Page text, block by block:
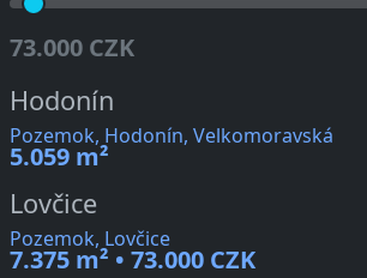
73.000 CZK
Hodonín
Pozemok, Hodonín, Velkomoravská
5.059 m²
Lovčice
Pozemok, Lovčice
7.375 m² • 73.000 CZK